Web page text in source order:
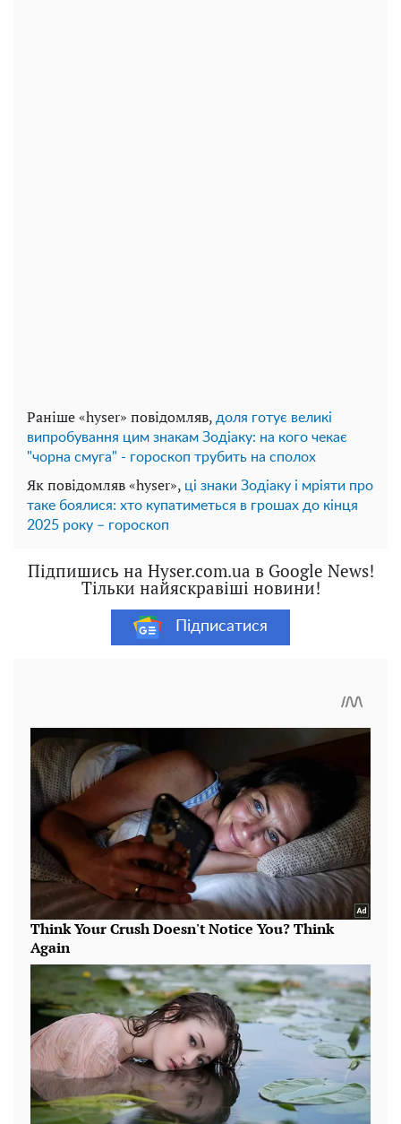
Раніше «hyser» повідомляв, доля готує великі
випробування цим знакам Зодіаку: на кого чекає
"чорна смуга" - гороскоп трубить на сполох
Як повідомляв «hyser», ці знаки Зодіаку і мріяти про
таке боялися: хто купатиметься в грошах до кінця
2025 року – гороскоп
Підпишись на Hyser.com.ua в Google News!
Тільки найяскравіші новини!
Підписатися